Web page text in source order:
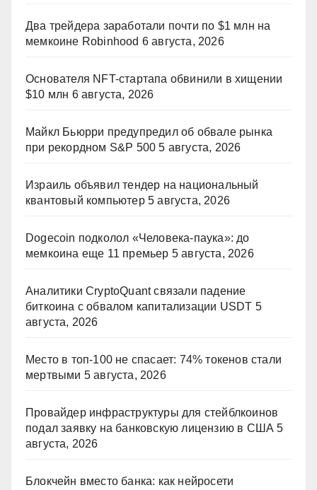
Два трейдера заработали почти по $1 млн на
мемкоине Robinhood 6 августа, 2026
Основателя NFT-стартапа обвинили в хищении
$10 млн 6 августа, 2026
Майкл Бьюрри предупредил об обвале рынка
при рекордном S&P 500 5 августа, 2026
Израиль объявил тендер на национальный
квантовый компьютер 5 августа, 2026
Dogecoin подколол «Человека-паука»: до
мемкоина еще 11 премьер 5 августа, 2026
Аналитики CryptoQuant связали падение
биткоина с обвалом капитализации USDT 5
августа, 2026
Место в топ-100 не спасает: 74% токенов стали
мертвыми 5 августа, 2026
Провайдер инфраструктуры для стейблкоинов
подал заявку на банковскую лицензию в США 5
августа, 2026
Блокчейн вместо банка: как нейросети